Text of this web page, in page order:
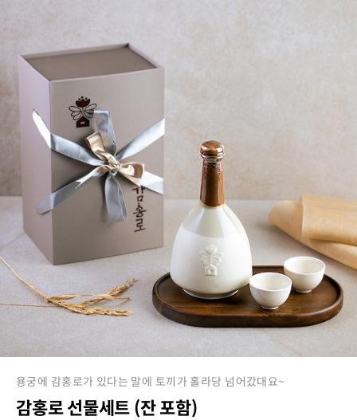
용궁에 감홍로가 있다는 말에 토끼가 홀라당 넘어갔대요~
감홍로 선물세트 (잔 포함)